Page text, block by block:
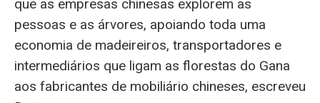
que as empresas chinesas explorem as
pessoas e as árvores, apoiando toda uma
economia de madeireiros, transportadores e
intermediários que ligam as florestas do Gana
aos fabricantes de mobiliário chineses, escreveu